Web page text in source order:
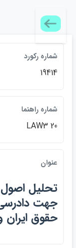
شماره ركورد
19414
شماره راهنما
LAW3 20
عنوان
تحليل اصول
جهت دادرسي
حقوق ايران